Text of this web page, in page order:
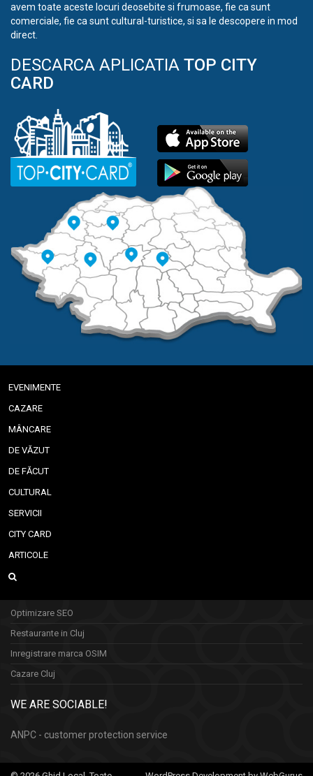
avem toate aceste locuri deosebite si frumoase, fie ca sunt
comerciale, fie ca sunt cultural-turistice, si sa le descopere in mod
direct.
DESCARCA APLICATIA TOP CITY
CARD
EVENIMENTE
CAZARE
MÂNCARE
DE VĂZUT
DE FĂCUT
CULTURAL
SERVICII
CITY CARD
ARTICOLE
Optimizare SEO
Restaurante in Cluj
Inregistrare marca OSIM
Cazare Cluj
WE ARE SOCIABLE!
ANPC - customer protection service